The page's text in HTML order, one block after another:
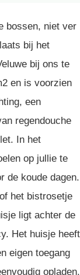
bossen, niet ver
bij het
bij ons te
en is voorzien
een
regendouche
In het
op jullie te
de koude dagen.
het bistrosetje
ligt achter de
Het huisje heeft
eigen toegang
opladen.